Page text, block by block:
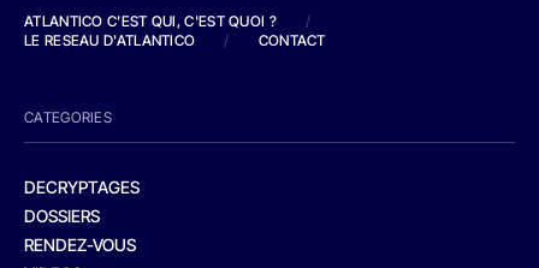
ATLANTICO C'EST QUI, C'EST QUOI ?
/
LE RESEAU D'ATLANTICO
/ CONTACT
CATEGORIES
DECRYPTAGES
DOSSIERS
RENDEZ-VOUS